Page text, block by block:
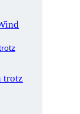
trotz